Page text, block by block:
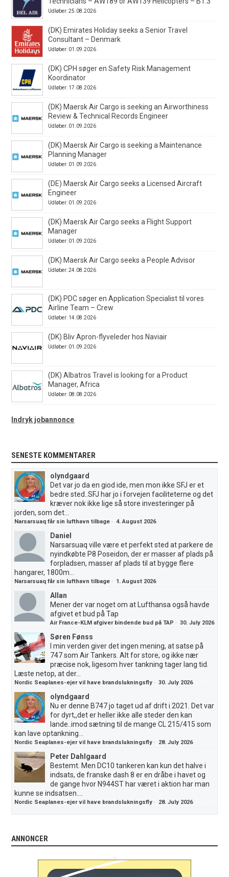
Udløber: 25.08.2026
(DK) Emirates Holiday seeks a Senior Travel
Consultant – Denmark
Udløber: 01.09.2026
(DK) CPH søger en Safety Risk Management
Koordinator
Udløber: 17.08.2026
(DK) Maersk Air Cargo is seeking an Airworthiness
Review & Technical Records Engineer
Udløber: 01.09.2026
(DK) Maersk Air Cargo is seeking a Maintenance
Planning Manager
Udløber: 01.09.2026
(DE) Maersk Air Cargo seeks a Licensed Aircraft
Engineer
Udløber: 01.09.2026
(DK) Maersk Air Cargo seeks a Flight Support
Manager
Udløber: 01.09.2026
(DK) Maersk Air Cargo seeks a People Advisor
Udløber: 24.08.2026
(DK) PDC søger en Application Specialist til vores
Airline Team – Crew
Udløber: 14.08.2026
(DK) Bliv Apron-flyveleder hos Naviair
Udløber: 01.09.2026
(DK) Albatros Travel is looking for a Product
Manager, Africa
Udløber: 08.08.2026
Indryk jobannonce
SENESTE KOMMENTARER
olyndgaard
Det var jo da en giod ide, men mon ikke SFJ er et
bedre sted..SFJ har jo i forvejen faciliteterne og det
kræver nok ikke lige så store investeringer på
jorden, som det...
Narsarsuaq får sin lufthavn tilbage ·4. August 2026
Daniel
Narsarsuaq ville være et perfekt sted at parkere de
nyindkøbte P8 Poseidon, der er masser af plads på
forpladsen, masser af plads til at bygge flere
hangarer, 1800m...
Narsarsuaq får sin lufthavn tilbage · 1. August 2026
Allan
Mener der var noget om at Lufthansa også havde
afgivet et bud på Tap
Air France-KLM afgiver bindende bud på TAP ·30. July 2026
Søren Fønss
I min verden giver det ingen mening, at satse på
747 som Air Tankers. Alt for store, og ikke nær
præcise nok, ligesom hver tankning tager lang tid.
Læste netop, at der...
Nordic Seaplanes-ejer vil have brandslukningsfly ·30. July 2026
olyndgaard
Nu er denne B747 jo taget ud af drift i 2021. Det var
for dyrt,,det er heller ikke alle steder den kan
lande..imod sætning til de mange CL 215/415 som
kan lave optankning...
Nordic Seaplanes-ejer vil have brandslukningsfly · 28. July 2026
Peter Dahlgaard
Bestemt. Men DC10 tankeren kan kun det halve i
indsats, de franske dash 8 er en dråbe i havet og
de gange hvor N944ST har været i aktion har man
kunne se indsatsen....
Nordic Seaplanes-ejer vil have brandslukningsfly · 28. July 2026
ANNONCER